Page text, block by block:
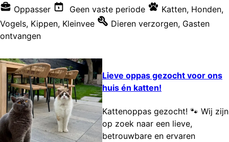
Oppasser Geen vaste periode Katten, Honden,
Vogels, Kippen, Kleinvee Dieren verzorgen, Gasten
ontvangen
Lieve oppas gezocht voor ons
huis én katten!
Kattenoppas gezocht! 🐾 Wij zijn
op zoek naar een lieve,
betrouwbare en ervaren